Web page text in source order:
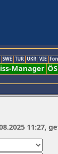
SWE TUR UKR VIE
Manager
11:27,